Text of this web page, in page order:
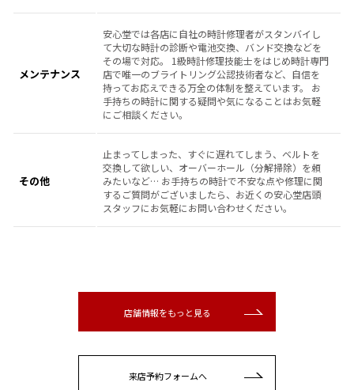
メンテナンス
安心堂では各店に自社の時計修理者がスタンバイし
て大切な時計の診断や電池交換、バンド交換などを
その場で対応。 1級時計修理技能士をはじめ時計専門
店で唯一のブライトリング公認技術者など、自信を
持ってお応えできる万全の体制を整えています。 お
手持ちの時計に関する疑問や気になることはお気軽
にご相談ください。
その他
止まってしまった、すぐに遅れてしまう、ベルトを
交換して欲しい、オーバーホール（分解掃除）を頼
みたいなど… お手持ちの時計で不安な点や修理に関
するご質問がございましたら、お近くの安心堂店頭
スタッフにお気軽にお問い合わせください。
店舗情報をもっと見る
来店予約フォームへ